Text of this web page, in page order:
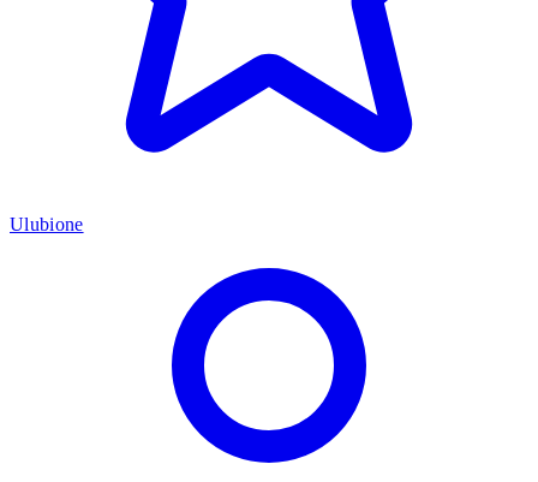
Ulubione